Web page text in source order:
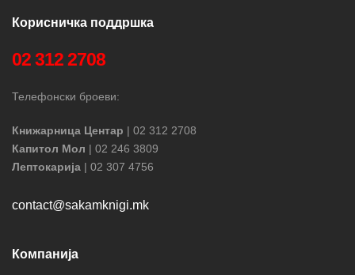
Корисничка поддршка
02 312 2708
Телефонски броеви:
Книжарница Центар | 02 312 2708
Капитол Мол | 02 246 3809
Лептокарија | 02 307 4756
contact@sakamknigi.mk
Компанија